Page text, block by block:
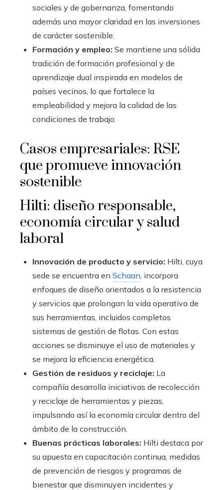
sociales y de gobernanza, fomentando
además una mayor claridad en las inversiones
de carácter sostenible.
Formación y empleo: Se mantiene una sólida
tradición de formación profesional y de
aprendizaje dual inspirada en modelos de
países vecinos, lo que fortalece la
empleabilidad y mejora la calidad de las
condiciones de trabajo.
Casos empresariales: RSE
que promueve innovación
sostenible
Hilti: diseño responsable,
economía circular y salud
laboral
Innovación de producto y servicio: Hilti, cuya
sede se encuentra en Schaan , incorpora
enfoques de diseño orientados a la resistencia
y servicios que prolongan la vida operativa de
sus herramientas, incluidos completos
sistemas de gestión de flotas. Con estas
acciones se disminuye el uso de materiales y
se mejora la eficiencia energética.
Gestión de residuos y reciclaje: La
compañía desarrolla iniciativas de recolección
y reciclaje de herramientas y piezas,
impulsando así la economía circular dentro del
ámbito de la construcción.
Buenas prácticas laborales: Hilti destaca por
su apuesta en capacitación continua, medidas
de prevención de riesgos y programas de
bienestar que disminuyen incidentes y